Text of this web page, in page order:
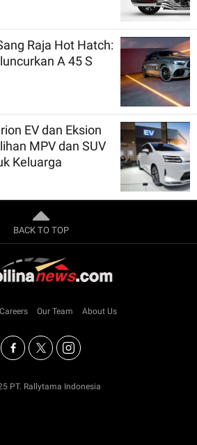
Raja Hot Hatch:
A 45 S
EV dan Eksion
MPV dan SUV
Keluarga
BACK TO TOP
Careers Our Team About Us
PT. Rallytama Indonesia